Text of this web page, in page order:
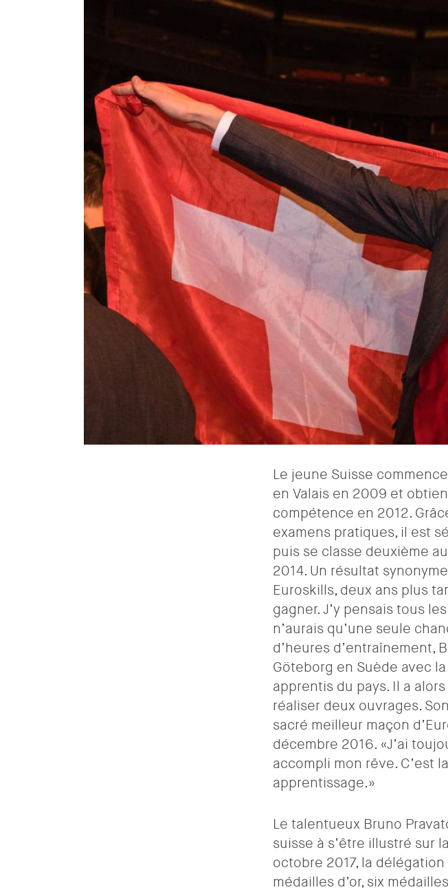
Le jeune Suisse
en Valais en 2009 et
compétence en 2012.
examens pratiques, il est
puis se classe deuxième
2014. Un résultat
Euroskills, deux ans plus
gagner. J’y pensais tous
n’aurais qu’une seule
d’heures d’entraînement,
Göteborg en Suède avec
apprentis du pays. Il a
réaliser deux ouvrages.
sacré meilleur maçon
décembre 2016. «J’ai
accompli mon rêve. C’est
apprentissage.»
Le talentueux Bruno
suisse à s’être illustré sur
octobre 2017, la
médailles d’or, six